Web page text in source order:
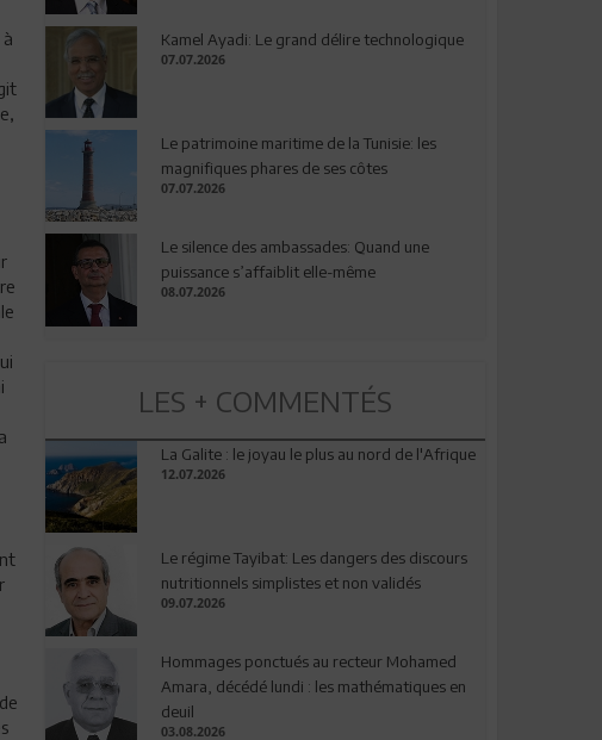
Kamel Ayadi: Le grand délire technologique
07.07.2026
Le patrimoine maritime de la Tunisie: les
magnifiques phares de ses côtes
07.07.2026
Le silence des ambassades: Quand une
puissance s’affaiblit elle-même
08.07.2026
LES + COMMENTÉS
La Galite : le joyau le plus au nord de l'Afrique
12.07.2026
Le régime Tayibat: Les dangers des discours
nutritionnels simplistes et non validés
09.07.2026
Hommages ponctués au recteur Mohamed
Amara, décédé lundi : les mathématiques en
deuil
03.08.2026